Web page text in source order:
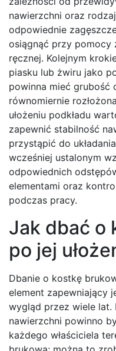
nawierzchni oraz
odpowiednie
osiągnąć przy pomocy
ręcznej. Kolejnym
piasku lub żwiru jako
powinna mieć grubość
równomiernie
ułożeniu podkładu
zapewnić stabilność
przystąpić do
wcześniej ustalonym
odpowiednich
elementami oraz
podczas pracy.
Jak dbać o
po jej
Dbanie o kostkę
element zapewniający
wygląd przez wiele lat.
nawierzchni powinno
każdego właściciela